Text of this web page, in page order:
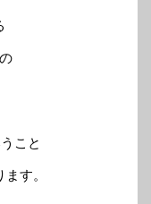
こと
す。